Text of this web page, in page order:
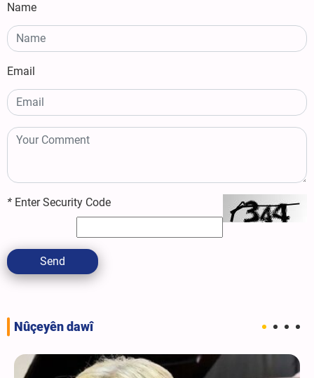
Name
Email
* Enter Security Code
Send
Nûçeyên dawî